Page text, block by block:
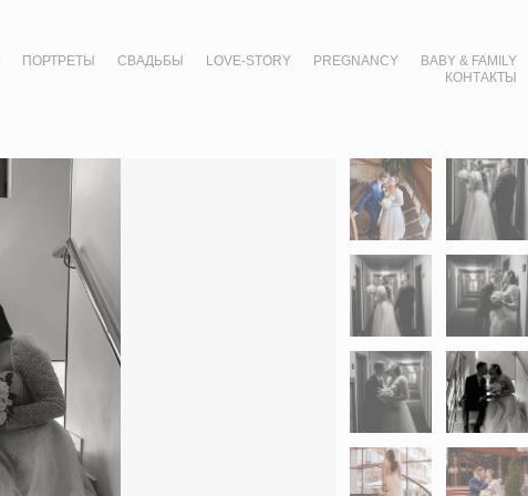
ПОРТРЕТЫ СВАДЬБЫ LOVE-STORY PREGNANCY
BABY & FAMILY
КОНТАКТЫ